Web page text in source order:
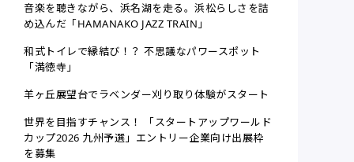
音楽を聴きながら、浜名湖を走る。浜松らしさを詰
め込んだ「HAMANAKO JAZZ TRAIN」
和式トイレで縁結び！？ 不思議なパワースポット
「満徳寺」
羊ヶ丘展望台でラベンダー刈り取り体験がスタート
世界を目指すチャンス！ 「スタートアップワールド
カップ2026 九州予選」エントリー企業向け出展枠
を募集